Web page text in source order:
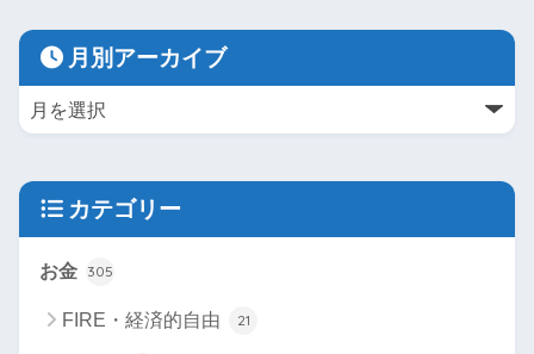
月別アーカイブ
カテゴリー
お金 305
FIRE・経済的自由 21